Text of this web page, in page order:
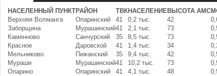
НАСЕЛЕННЫЙ ПУНКТРАЙОН ТВКНАСЕЛЕНИЕВЫСОТА АМС
Верхняя Волманга
Опаринский 41 0,2 тыс. 42
Заборщина
Мурашинский41 2,1 тыс. 73
Каменново
Санчурский 35 8,5 тыс. 73
Красное
Даровской 41 1,4 тыс. 34
Мельниково
Пижанский 35 9,4 тыс. 42
Мураши
Мурашинский41 10,2 тыс. 73
Опарино
Опаринский 41 4,1 тыс. 48